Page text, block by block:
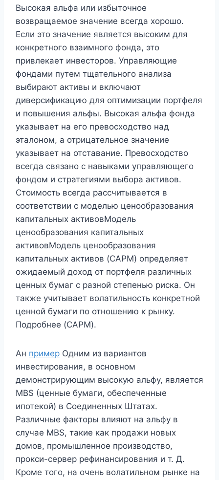
Высокая альфа или избыточное
возвращаемое значение всегда хорошо.
Если это значение является высоким для
конкретного взаимного фонда, это
привлекает инвесторов. Управляющие
фондами путем тщательного анализа
выбирают активы и включают
диверсификацию для оптимизации портфеля
и повышения альфы. Высокая альфа фонда
указывает на его превосходство над
эталоном, а отрицательное значение
указывает на отставание. Превосходство
всегда связано с навыками управляющего
фондом и стратегиями выбора активов.
Стоимость всегда рассчитывается в
соответствии с моделью ценообразования
капитальных активовМодель
ценообразования капитальных
активовМодель ценообразования
капитальных активов (CAPM) определяет
ожидаемый доход от портфеля различных
ценных бумаг с разной степенью риска. Он
также учитывает волатильность конкретной
ценной бумаги по отношению к рынку.
Подробнее (CAPM).
Ан пример Одним из вариантов
инвестирования, в основном
демонстрирующим высокую альфу, является
MBS (ценные бумаги, обеспеченные
ипотекой) в Соединенных Штатах.
Различные факторы влияют на альфу в
случае MBS, такие как продажи новых
домов, промышленное производство,
прокси-сервер рефинансирования и т. Д.
Кроме того, на очень волатильном рынке на